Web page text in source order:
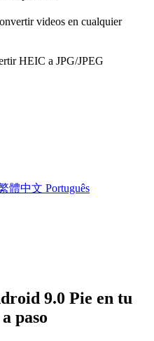
videos en cualquier
HEIC a JPG/JPEG
體中文 Português
9.0 Pie en tu
paso